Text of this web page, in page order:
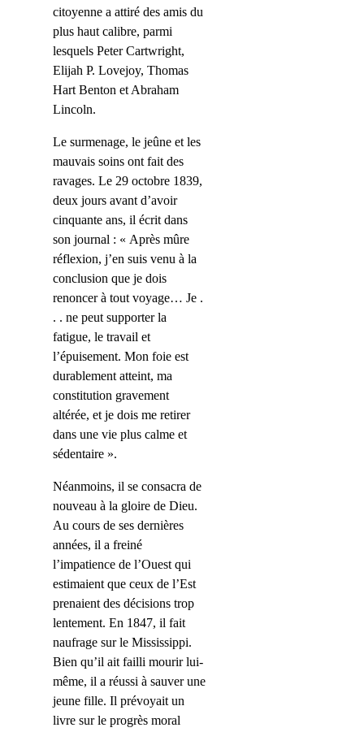
citoyenne a attiré des amis du
plus haut calibre, parmi
lesquels Peter Cartwright,
Elijah P. Lovejoy, Thomas
Hart Benton et Abraham
Lincoln.
Le surmenage, le jeûne et les
mauvais soins ont fait des
ravages. Le 29 octobre 1839,
deux jours avant d’avoir
cinquante ans, il écrit dans
son journal : « Après mûre
réflexion, j’en suis venu à la
conclusion que je dois
renoncer à tout voyage… Je .
. . ne peut supporter la
fatigue, le travail et
l’épuisement. Mon foie est
durablement atteint, ma
constitution gravement
altérée, et je dois me retirer
dans une vie plus calme et
sédentaire ».
Néanmoins, il se consacra de
nouveau à la gloire de Dieu.
Au cours de ses dernières
années, il a freiné
l’impatience de l’Ouest qui
estimaient que ceux de l’Est
prenaient des décisions trop
lentement. En 1847, il fait
naufrage sur le Mississippi.
Bien qu’il ait failli mourir lui-
même, il a réussi à sauver une
jeune fille. Il prévoyait un
livre sur le progrès moral